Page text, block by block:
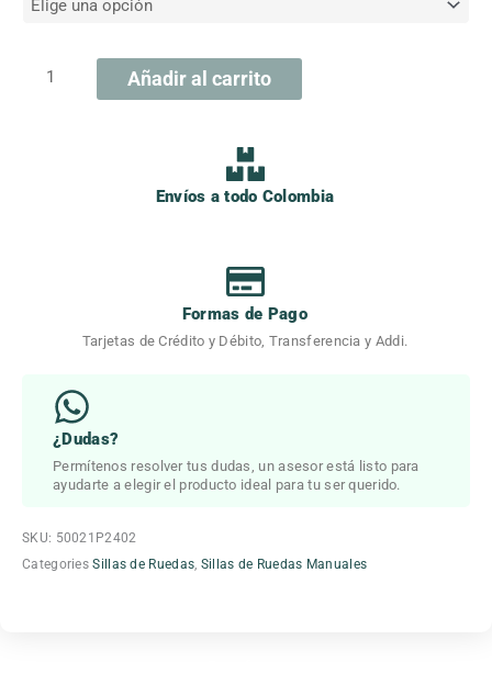
Ruedas
Añadir al carrito
Envíos a todo Colombia
Formas de Pago
Tarjetas de Crédito y Débito, Transferencia y Addi.
¿Dudas?
Permítenos resolver tus dudas, un asesor está listo para
ayudarte a elegir el producto ideal para tu ser querido.
SKU: 50021P2402
Categories Sillas de Ruedas, Sillas de Ruedas Manuales